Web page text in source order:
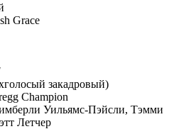
Grace
закадровый)
Champion
Уильямс-Пэйсли, Тэмми
Летчер